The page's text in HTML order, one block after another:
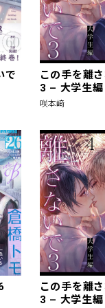
で
この手を離
3 – 大学生
咲本﨑
この手を離
3 – 大学生